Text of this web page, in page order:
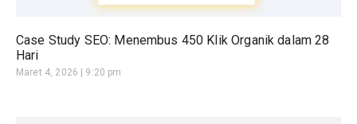
Case Study SEO: Menembus 450 Klik Organik dalam 28
Hari
Maret 4, 2026 9:20 pm